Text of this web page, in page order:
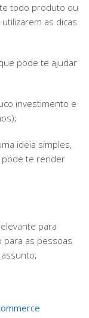
todo produto ou
as dicas
pode te ajudar
investimento e
ideia simples,
pode te render
para
as pessoas